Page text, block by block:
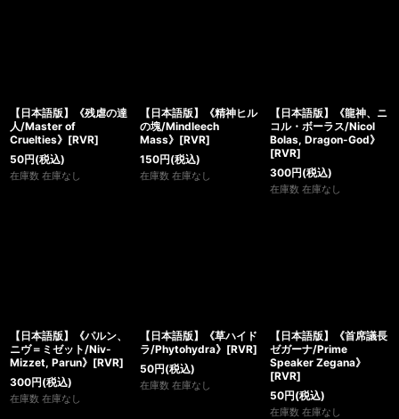
【日本語版】《残虐の達
人/Master of
Cruelties》[RVR]
50円(税込)
在庫数 在庫なし
【日本語版】《精神ヒル
の塊/Mindleech
Mass》[RVR]
150円(税込)
在庫数 在庫なし
【日本語版】《龍神、ニ
コル・ボーラス/Nicol
Bolas, Dragon-God》
[RVR]
300円(税込)
在庫数 在庫なし
【日本語版】《パルン、
ニヴ＝ミゼット/Niv-
Mizzet, Parun》[RVR]
300円(税込)
在庫数 在庫なし
【日本語版】《草ハイド
ラ/Phytohydra》[RVR]
50円(税込)
在庫数 在庫なし
【日本語版】《首席議長
ゼガーナ/Prime
Speaker Zegana》
[RVR]
50円(税込)
在庫数 在庫なし